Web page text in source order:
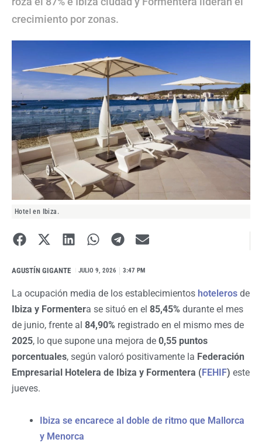
crecimiento por zonas.
Hotel en Ibiza.
AGUSTÍN GIGANTE JULIO 9, 2026 3:47 PM
La ocupación media de los establecimientos hoteleros de
Ibiza y Formentera se situó en el 85,45% durante el mes
de junio, frente al 84,90% registrado en el mismo mes de
2025, lo que supone una mejora de 0,55 puntos
porcentuales, según valoró positivamente la Federación
Empresarial Hotelera de Ibiza y Formentera (FEHIF) este
jueves.
Ibiza se encarece al doble de ritmo que Mallorca
y Menorca